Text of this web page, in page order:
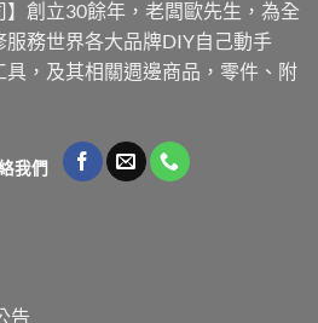
】創立30餘年，老闆歐先生，為全
服務世界各大品牌DIY自己動手
，及其相關週邊商品，零件、附
我們
告